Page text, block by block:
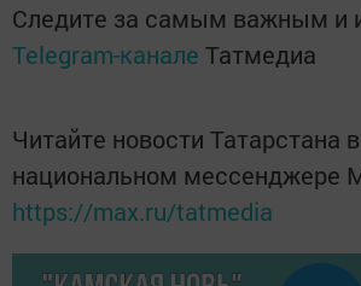
Следите за самым важным и
Telegram-канале Татмедиа
Читайте новости Татарстана в
национальном мессенджере
https://max.ru/tatmedia